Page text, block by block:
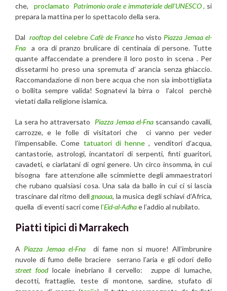
che,
proclamato Patrimonio orale e immateriale dell’UNESCO, si
prepara la mattina per lo spettacolo della sera.
Dal rooftop del celebreCafè de Franceho visto Piazza Jemaa el-
Fna
a ora di pranzo brulicare di centinaia di persone. Tutte
quante affaccendate a prendere il loro posto in scena . Per
dissetarmi ho preso una spremuta d’ arancia senza ghiaccio.
Raccomandazione di non bere acqua che non sia imbottigliata
o bollita sempre valida! Sognatevi la birra o l’alcol perchè
vietati dalla religione islamica.
La sera ho attraversato Piazza Jemaa el-Fnascansando cavalli,
carrozze, e le folle di visitatori che ci vanno per veder
l’impensabile. Come tatuatori di henne , venditori d’acqua,
cantastorie, astrologi, incantatori di serpenti, finti guaritori,
cavadeti, e ciarlatani di ogni genere. Un circo insomma, in cui
bisogna fare attenzione alle scimmiette degli ammaestratori
che rubano qualsiasi cosa. Una sala da ballo in cui ci si lascia
trascinare dal ritmo dellgnaoua, la musica degli schiavi d’Africa,
quella di eventi sacri comel’Eid-al-Adhae l’addio al nubilato.
Piatti tipici di Marrakech
A Piazza Jemaa el-Fna
di fame non si muore! All’imbrunire
nuvole di fumo delle braciere serrano l’aria e gli odori dello
street food locale inebriano il cervello: zuppe di lumache,
decotti, frattaglie, teste di montone, sardine, stufato di